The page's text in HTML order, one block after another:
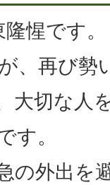
惺です。
、再び勢
大切な人
す。
の外出を